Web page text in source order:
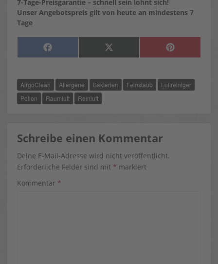
7-Tage-Preisgarantie – schnell sein lohnt sich!
Unser Angebotspreis gilt von heute an mindestens 7
Tage
SHARE
F
A
O
K
SHARE
X
(
T
T
E
SHARE
P
I
R
E
S
AirgoClean Allergene Bakterien Feinstaub
Luftreiniger
Pollen
Raumluft Reinluft
Schreibe einen Kommentar
Deine E-Mail-Adresse wird nicht veröffentlicht.
Erforderliche Felder sind mit * markiert
Kommentar *